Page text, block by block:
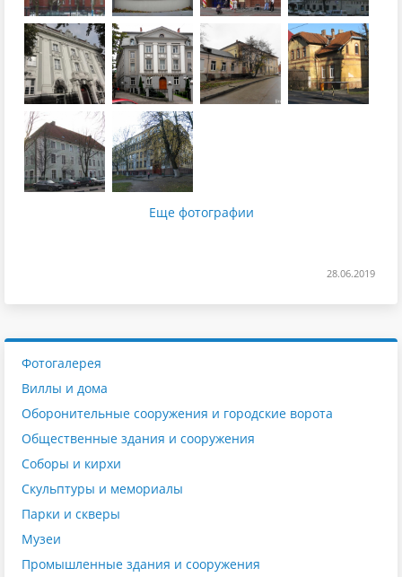
Еще фотографии
28.06.2019
Фотогалерея
Виллы и дома
Оборонительные сооружения и городские ворота
Общественные здания и сооружения
Соборы и кирхи
Скульптуры и мемориалы
Парки и скверы
Музеи
Промышленные здания и сооружения